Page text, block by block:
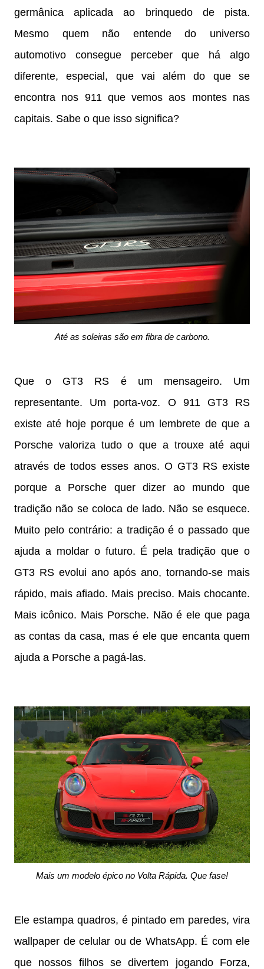
germânica aplicada ao brinquedo de pista.
Mesmo quem não entende do universo
automotivo consegue perceber que há algo
diferente, especial, que vai além do que se
encontra nos 911 que vemos aos montes nas
capitais. Sabe o que isso significa?
Até as soleiras são em fibra de carbono.
Que o GT3 RS é um mensageiro. Um
representante. Um porta-voz. O 911 GT3 RS
existe até hoje porque é um lembrete de que a
Porsche valoriza tudo o que a trouxe até aqui
através de todos esses anos. O GT3 RS existe
porque a Porsche quer dizer ao mundo que
tradição não se coloca de lado. Não se esquece.
Muito pelo contrário: a tradição é o passado que
ajuda a moldar o futuro. É pela tradição que o
GT3 RS evolui ano após ano, tornando-se mais
rápido, mais afiado. Mais preciso. Mais chocante.
Mais icônico. Mais Porsche. Não é ele que paga
as contas da casa, mas é ele que encanta quem
ajuda a Porsche a pagá-las.
Mais um modelo épico no Volta Rápida. Que fase!
Ele estampa quadros, é pintado em paredes, vira
wallpaper de celular ou de WhatsApp. É com ele
que nossos filhos se divertem jogando Forza,